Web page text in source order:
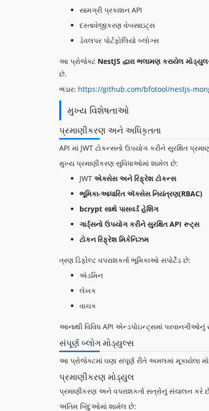
સામગ્રી પ્રકાશન API
દસ્તાવેજીકરણ વેબસાઇટ્સ
ડેવલપર પોર્ટફોલિયો બ્લોગ્સ
આ પ્રોજેક્ટ NestJS દ્વારા ભલામણ કરાયેલ
છે.
ભંડાર: https://github.com/bfotool/nestjs-
મુખ્ય વિશેષતાઓ
પ્રમાણીકરણ અને અધિકૃતતા
API માં JWT ટોકન્સનો ઉપયોગ કરીને સુરક્ષિત
મુખ્ય પ્રમાણીકરણ સુવિધાઓમાં શામેલ છે:
JWT એક્સેસ અને રિફ્રેશ ટોકન્સ
ભૂમિકા-આધારિત ઍક્સેસ નિયંત્રણ(RBAC)
bcrypt સાથે પાસવર્ડ હેશિંગ
ગાર્ડ્સનો ઉપયોગ કરીને સુરક્ષિત API રૂટ્સ
ટોકન રિફ્રેશ મિકેનિઝમ
ત્રણ ડિફોલ્ટ વપરાશકર્તા ભૂમિકાઓ સપોર્ટેડ છે:
એડમિન
લેખક
વાચક
આનાથી વિવિધ API એન્ડપોઇન્ટ્સમાં
સંપૂર્ણ બ્લોગ મોડ્યુલ્સ
આ પ્રોજેક્ટમાં ઘણા સંપૂર્ણ રીતે અમલમાં મૂકાયેલા
પ્રમાણીકરણ મોડ્યુલ
પ્રમાણીકરણ અને વપરાશકર્તા સત્રોનું સંચાલન કરે
અંતિમ બિંદુઓમાં શામેલ છે: